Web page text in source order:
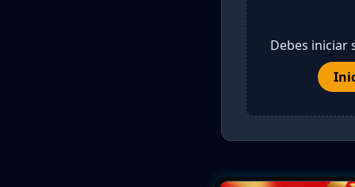
Debes iniciar